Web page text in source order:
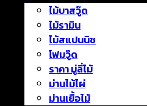
ไม้บาสวู๊ด
ไม้รามิน
ไม้สแปนนิช
โฟมวู๊ด
ราคา มู่ลี่ไม้
ม่านไม้ไผ่
ม่านเยื้อไม้